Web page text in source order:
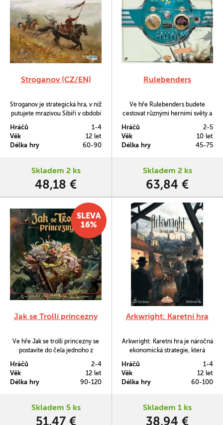
Stroganov (CZ/EN)
Stroganov je strategická hra, v níž
putujete mrazivou Sibiří v období
Hráčů
1-4
Věk
12 let
Délka hry
60-90
Skladem 2 ks
48,18 €
Rulebenders
Ve hře Rulebenders budete
cestovat různými herními světy a
dinosaury, zombiemi, čaroději a
Hráčů
2-5
Věk
10 let
Délka hry
45-75
Skladem 2 ks
63,84 €
Jak se Trollí princezny
Ve hře Jak se trollí princezny se
postavíte do čela jednoho z
zapůsobit na krále. Přízeň budete
získávat za obvyklé trollí
kratochvíle jako jsou kradení
lidí, boření zvonic, unášení
používání magické trollí…
Hráčů
2-4
Věk
12 let
Délka hry
90-120
Skladem 5 ks
51,47 €
SLEVA
16%
Arkwright: Karetní hra
Arkwright: Karetní hra je náročná
ekonomická strategie, která
moderního průmyslu.
Hráčů
1-4
Věk
12 let
Délka hry
60-100
Skladem 1 ks
38,94 €